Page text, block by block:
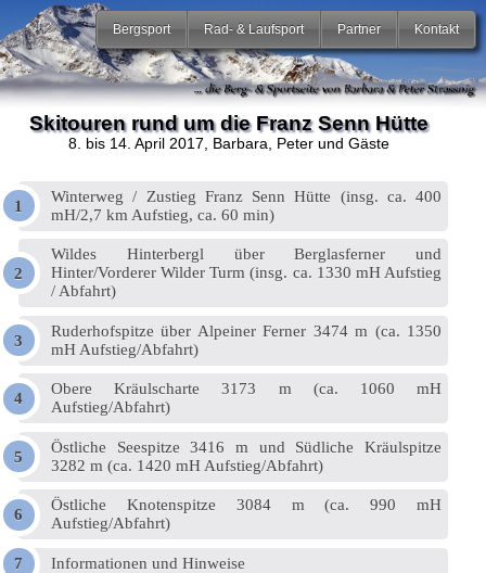
Bergsport Rad- & Laufsport Partner Kontakt
Skitouren rund um die Franz Senn Hütte
8. bis 14. April 2017 , Barbara, Peter und Gäste
Winterweg / Zustieg Franz Senn Hütte (insg. ca. 400
mH/2,7 km Aufstieg, ca. 60 min)
Wildes Hinterbergl über Berglasferner und
Hinter/Vorderer Wilder Turm (insg. ca. 1330 mH Aufstieg
/ Abfahrt)
Ruderhofspitze über Alpeiner Ferner 3474 m (ca. 1350
mH Aufstieg/Abfahrt)
Obere Kräulscharte 3173 m (ca. 1060 mH
Aufstieg/Abfahrt)
Östliche Seespitze 3416 m und Südliche Kräulspitze
3282 m (ca. 1420 mH Aufstieg/Abfahrt)
Östliche Knotenspitze 3084 m (ca. 990 mH
Aufstieg/Abfahrt)
Informationen und Hinweise